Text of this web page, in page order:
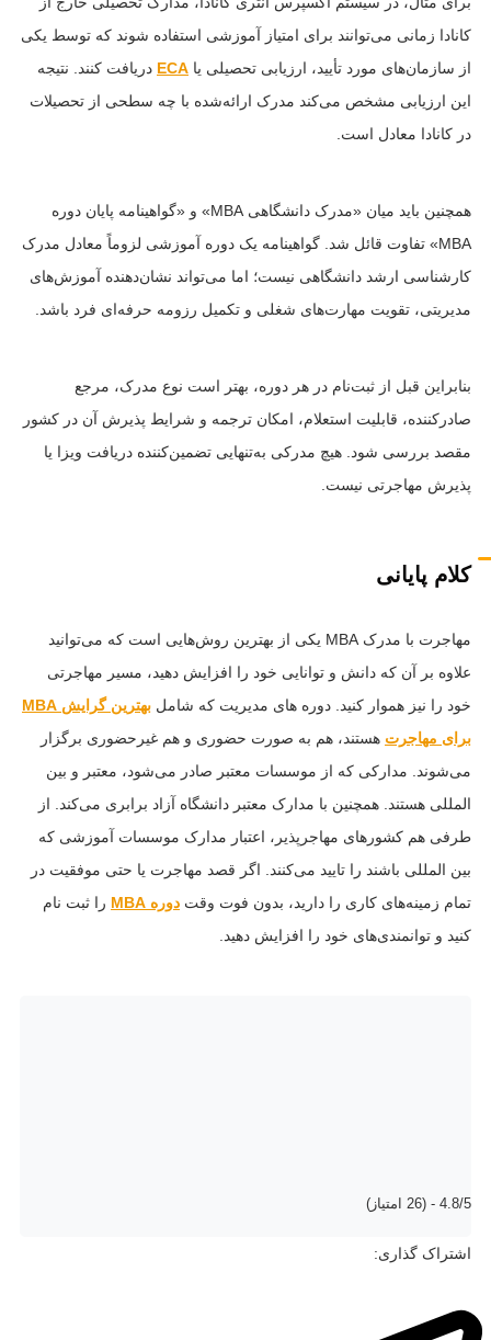
کانادا زمانی می‌توانند برای امتیاز آموزشی استفاده شوند که توسط یکی
از سازمان‌های مورد تأیید، ارزیابی تحصیلی یا ECA دریافت کنند. نتیجه
این ارزیابی مشخص می‌کند مدرک ارائه‌شده با چه سطحی از تحصیلات
در کانادا معادل است.
همچنین باید میان «مدرک دانشگاهی MBA» و «گواهینامه پایان دوره
MBA» تفاوت قائل شد. گواهینامه یک دوره آموزشی لزوماً معادل مدرک
کارشناسی ارشد دانشگاهی نیست؛ اما می‌تواند نشان‌دهنده آموزش‌های
مدیریتی، تقویت مهارت‌های شغلی و تکمیل رزومه حرفه‌ای فرد باشد.
بنابراین قبل از ثبت‌نام در هر دوره، بهتر است نوع مدرک، مرجع
صادرکننده، قابلیت استعلام، امکان ترجمه و شرایط پذیرش آن در کشور
مقصد بررسی شود. هیچ مدرکی به‌تنهایی تضمین‌کننده دریافت ویزا یا
پذیرش مهاجرتی نیست.
کلام پایانی
مهاجرت با مدرک MBA یکی از بهترین روش‌هایی است که می‌توانید
علاوه بر آن که دانش و توانایی خود را افزایش دهید، مسیر مهاجرتی
خود را نیز هموار کنید. دوره های مدیریت که شامل
بهترین گرایش MBA
برای مهاجرت هستند، هم به صورت حضوری و هم غیرحضوری برگزار
می‌شوند. مدارکی که از موسسات معتبر صادر می‌شود، معتبر و بین
المللی هستند. همچنین با مدارک معتبر دانشگاه آزاد برابری می‌کند. از
طرفی هم کشورهای مهاجرپذیر، اعتبار مدارک موسسات آموزشی که
بین المللی باشند را تایید می‌کنند. اگر قصد مهاجرت یا حتی موفقیت در
تمام زمینه‌های کاری را دارید، بدون فوت وقت دوره MBA
را ثبت نام
کنید و توانمندی‌های خود را افزایش دهید.
4.8/5 - (26 امتیاز)
اشتراک گذاری: